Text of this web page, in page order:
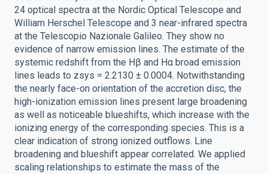
24 optical spectra at the Nordic Optical Telescope and
William Herschel Telescope and 3 near-infrared spectra
at the Telescopio Nazionale Galileo. They show no
evidence of narrow emission lines. The estimate of the
systemic redshift from the Hβ and Hα broad emission
lines leads to zsys = 2.2130 ± 0.0004. Notwithstanding
the nearly face-on orientation of the accretion disc, the
high-ionization emission lines present large broadening
as well as noticeable blueshifts, which increase with the
ionizing energy of the corresponding species. This is a
clear indication of strong ionized outflows. Line
broadening and blueshift appear correlated. We applied
scaling relationships to estimate the mass of the